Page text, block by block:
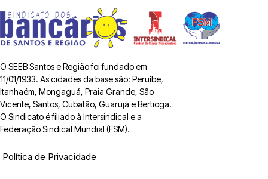
O SEEB Santos e Região foi fundado em
11/01/1933. As cidades da base são: Peruíbe,
Itanhaém, Mongaguá, Praia Grande, São
Vicente, Santos, Cubatão, Guarujá e Bertioga.
O Sindicato é filiado à Intersindical e a
Federação Sindical Mundial (FSM).
Política de Privacidade